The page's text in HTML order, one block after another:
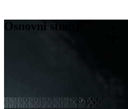
Osnovni studij